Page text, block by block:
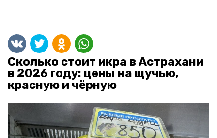
Сколько стоит икра в Астрахани
в 2026 году: цены на щучью,
красную и чёрную